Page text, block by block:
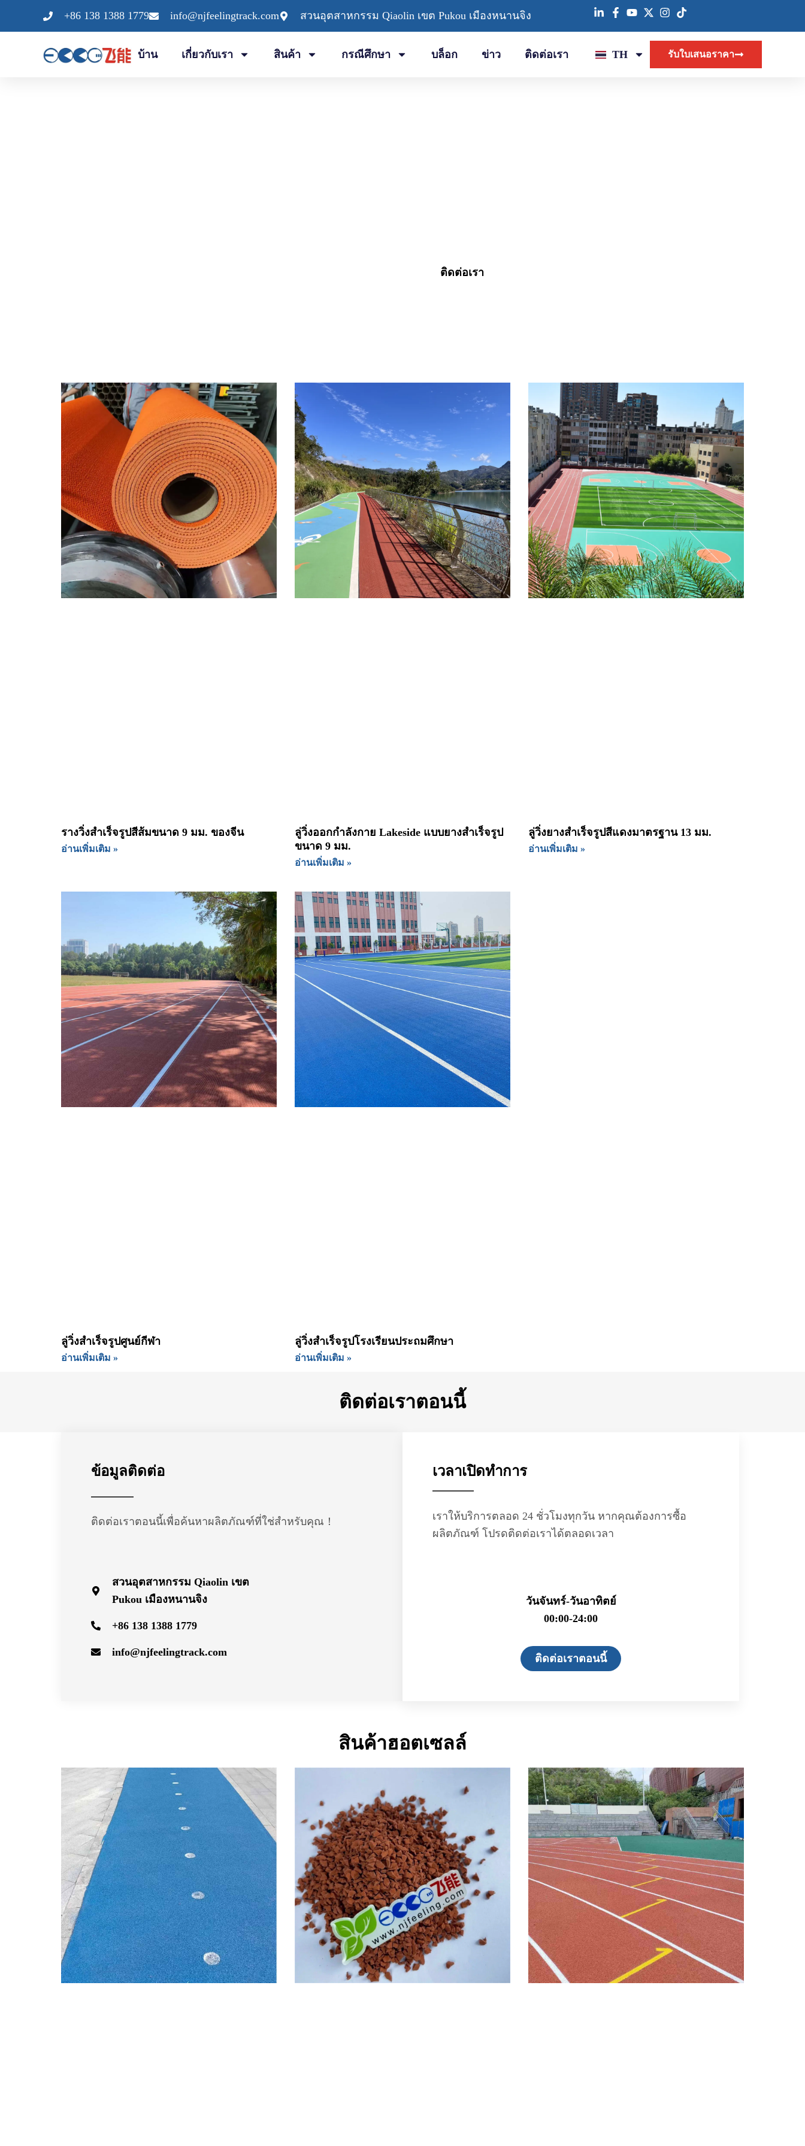
+86 138 1388 1779 info@njfeelingtrack.com สวนอุตสาหกรรม Qiaolin เขต Pukou เมืองหนานจิง
บ้าน เกี่ยวกับเรา สินค้า กรณีศึกษา บล็อก ข่าว ติดต่อเรา TH รับใบเสนอราคา
ติดต่อเรา
รางวิ่งสำเร็จรูปสีส้มขนาด 9 มม. ของจีน
อ่านเพิ่มเติม »
ลู่วิ่งออกกำลังกาย Lakeside แบบยางสำเร็จรูป
ขนาด 9 มม.
อ่านเพิ่มเติม »
ลู่วิ่งยางสำเร็จรูปสีแดงมาตรฐาน 13 มม.
อ่านเพิ่มเติม »
ลู่วิ่งสำเร็จรูปศูนย์กีฬา
อ่านเพิ่มเติม »
ลู่วิ่งสำเร็จรูปโรงเรียนประถมศึกษา
อ่านเพิ่มเติม »
ติดต่อเราตอนนี้
ข้อมูลติดต่อ
ติดต่อเราตอนนี้เพื่อค้นหาผลิตภัณฑ์ที่ใช่สำหรับคุณ！
สวนอุตสาหกรรม Qiaolin เขต
Pukou เมืองหนานจิง
+86 138 1388 1779
info@njfeelingtrack.com
เวลาเปิดทำการ
เราให้บริการตลอด 24 ชั่วโมงทุกวัน หากคุณต้องการซื้อ
ผลิตภัณฑ์ โปรดติดต่อเราได้ตลอดเวลา
วันจันทร์-วันอาทิตย์
00:00-24:00
ติดต่อเราตอนนี้
สินค้าฮอตเซลล์
หนังสือหนังสือ
หนังสือหนังสือ